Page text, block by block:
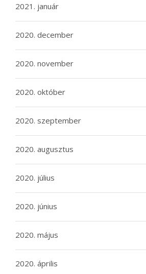
2021. január
2020. december
2020. november
2020. október
2020. szeptember
2020. augusztus
2020. július
2020. június
2020. május
2020. április